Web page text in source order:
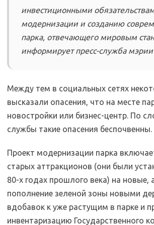
инвестиционными
модернизации и созданию
парка, отвечающего мировым
информирует пресс-служба
Между тем в социальных сетях
высказали опасения, что на месте
новостройки или бизнес-центр. По
службы такие опасения беспочвенны.
Проект модернизации парка
старых аттракционов (они были
80-х годах прошлого века) на новые,
пополнение зеленой зоны новыми
вдобавок к уже растущим в парке и
инвентаризацию Государственного